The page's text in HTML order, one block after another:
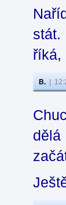
stát.
říká,
B.